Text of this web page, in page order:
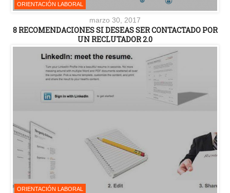
ORIENTACIÓN LABORAL
marzo 30, 2017
8 RECOMENDACIONES SI DESEAS SER CONTACTADO POR
UN RECLUTADOR 2.0
ORIENTACIÓN LABORAL